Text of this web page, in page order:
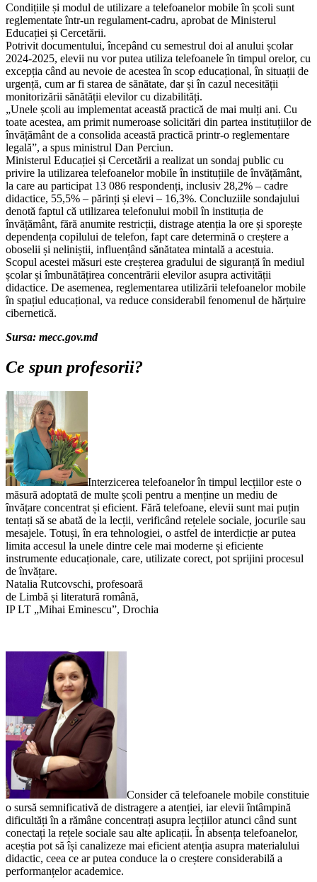
Condițiile și modul de utilizare a telefoanelor mobile în școli sunt
reglementate într-un regulament-cadru, aprobat de Ministerul
Educației și Cercetării.
Potrivit documentului, începând cu semestrul doi al anului școlar
2024-2025, elevii nu vor putea utiliza telefoanele în timpul orelor, cu
excepția când au nevoie de acestea în scop educațional, în situații de
urgență, cum ar fi starea de sănătate, dar și în cazul necesității
monitorizării sănătății elevilor cu dizabilități.
„Unele școli au implementat această practică de mai mulți ani. Cu
toate acestea, am primit numeroase solicitări din partea instituțiilor de
învățământ de a consolida această practică printr-o reglementare
legală”, a spus ministrul Dan Perciun.
Ministerul Educației și Cercetării a realizat un sondaj public cu
privire la utilizarea telefoanelor mobile în instituțiile de învățământ,
la care au participat 13 086 respondenți, inclusiv 28,2% – cadre
didactice, 55,5% – părinți și elevi – 16,3%. Concluziile sondajului
denotă faptul că utilizarea telefonului mobil în instituția de
învățământ, fără anumite restricții, distrage atenția la ore și sporește
dependența copilului de telefon, fapt care determină o creștere a
oboselii și neliniștii, influențând sănătatea mintală a acestuia.
Scopul acestei măsuri este creșterea gradului de siguranță în mediul
școlar și îmbunătățirea concentrării elevilor asupra activității
didactice. De asemenea, reglementarea utilizării telefoanelor mobile
în spațiul educațional, va reduce considerabil fenomenul de hărțuire
cibernetică.
Sursa: mecc.gov.md
Ce spun profesorii?
Interzicerea telefoanelor în timpul lecțiilor este o
măsură adoptată de multe școli pentru a menține un mediu de
învățare concentrat și eficient. Fără telefoane, elevii sunt mai puțin
tentați să se abată de la lecții, verificând rețelele sociale, jocurile sau
mesajele. Totuși, în era tehnologiei, o astfel de interdicție ar putea
limita accesul la unele dintre cele mai moderne și eficiente
instrumente educaționale, care, utilizate corect, pot sprijini procesul
de învățare.
Natalia Rutcovschi, profesoară
de Limbă și literatură română,
IP LT „Mihai Eminescu”, Drochia
Consider că telefoanele mobile constituie
o sursă semnificativă de distragere a atenției, iar elevii întâmpină
dificultăți în a rămâne concentrați asupra lecțiilor atunci când sunt
conectați la rețele sociale sau alte aplicații. În absența telefoanelor,
aceștia pot să își canalizeze mai eficient atenția asupra materialului
didactic, ceea ce ar putea conduce la o creștere considerabilă a
performanțelor academice.